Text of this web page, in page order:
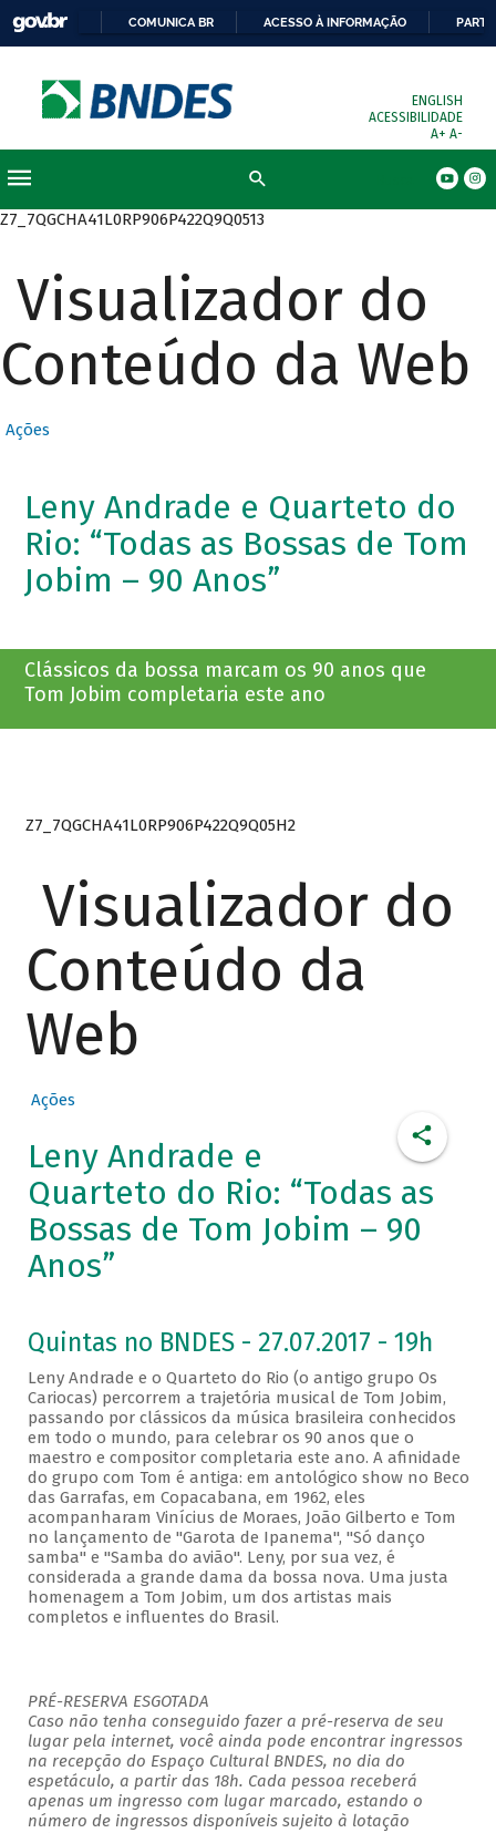
COMUNICA BR ACESSO À INFORMAÇÃO
ENGLISH
ACESSIBILIDADE
A+ A-
Z7_7QGCHA41L0RP906P422Q9Q0513
Visualizador do
Conteúdo da Web
Ações
Leny Andrade e Quarteto do
Rio: “Todas as Bossas de Tom
Jobim – 90 Anos”
Clássicos da bossa marcam os 90 anos que
Tom Jobim completaria este ano
Z7_7QGCHA41L0RP906P422Q9Q05H2
Visualizador do
Conteúdo da
Web
Ações
Leny Andrade e
Quarteto do Rio: “Todas as
Bossas de Tom Jobim – 90
Anos”
Quintas no BNDES - 27.07.2017 - 19h
Leny Andrade e o Quarteto do Rio (o antigo grupo Os
Cariocas) percorrem a trajetória musical de Tom Jobim,
passando por clássicos da música brasileira conhecidos
em todo o mundo, para celebrar os 90 anos que o
maestro e compositor completaria este ano. A afinidade
do grupo com Tom é antiga: em antológico show no Beco
das Garrafas, em Copacabana, em 1962, eles
acompanharam Vinícius de Moraes, João Gilberto e Tom
no lançamento de "Garota de Ipanema", "Só danço
samba" e "Samba do avião". Leny, por sua vez, é
considerada a grande dama da bossa nova. Uma justa
homenagem a Tom Jobim, um dos artistas mais
completos e influentes do Brasil.
PRÉ-RESERVA ESGOTADA
Caso não tenha conseguido fazer a pré-reserva de seu
lugar pela internet, você ainda pode encontrar ingressos
na recepção do Espaço Cultural BNDES, no dia do
espetáculo, a partir das 18h. Cada pessoa receberá
apenas um ingresso com lugar marcado, estando o
número de ingressos disponíveis sujeito à lotação